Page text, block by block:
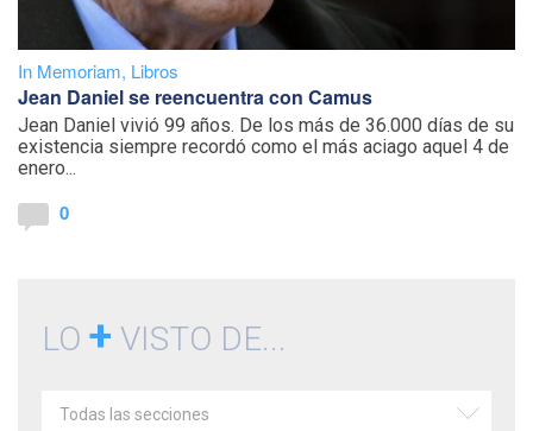
In Memoriam, Libros
Jean Daniel se reencuentra con Camus
Jean Daniel vivió 99 años. De los más de 36.000 días de su
existencia siempre recordó como el más aciago aquel 4 de
enero...
0
LO + VISTO DE...
Todas las secciones